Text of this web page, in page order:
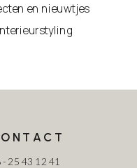
en nieuwtjes
- 25 43 12 41